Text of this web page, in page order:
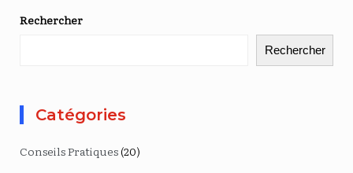
Rechercher
Rechercher
Catégories
Conseils Pratiques(20)